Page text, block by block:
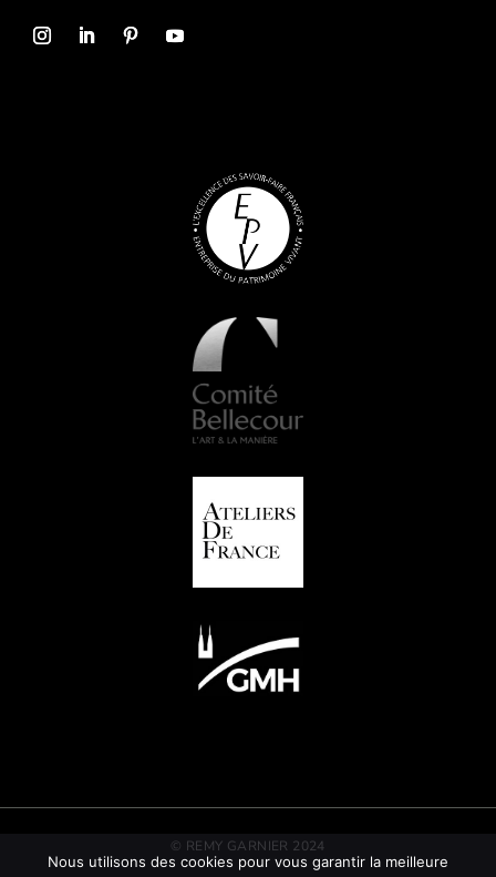
© REMY GARNIER 2024
Nous utilisons des cookies pour vous garantir la meilleure